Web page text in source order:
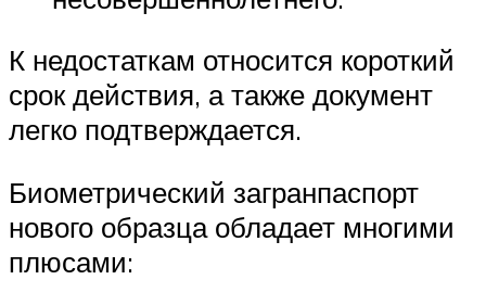
К недостаткам относится короткий
срок действия, а также документ
легко подтверждается.
Биометрический загранпаспорт
нового образца обладает многими
плюсами: